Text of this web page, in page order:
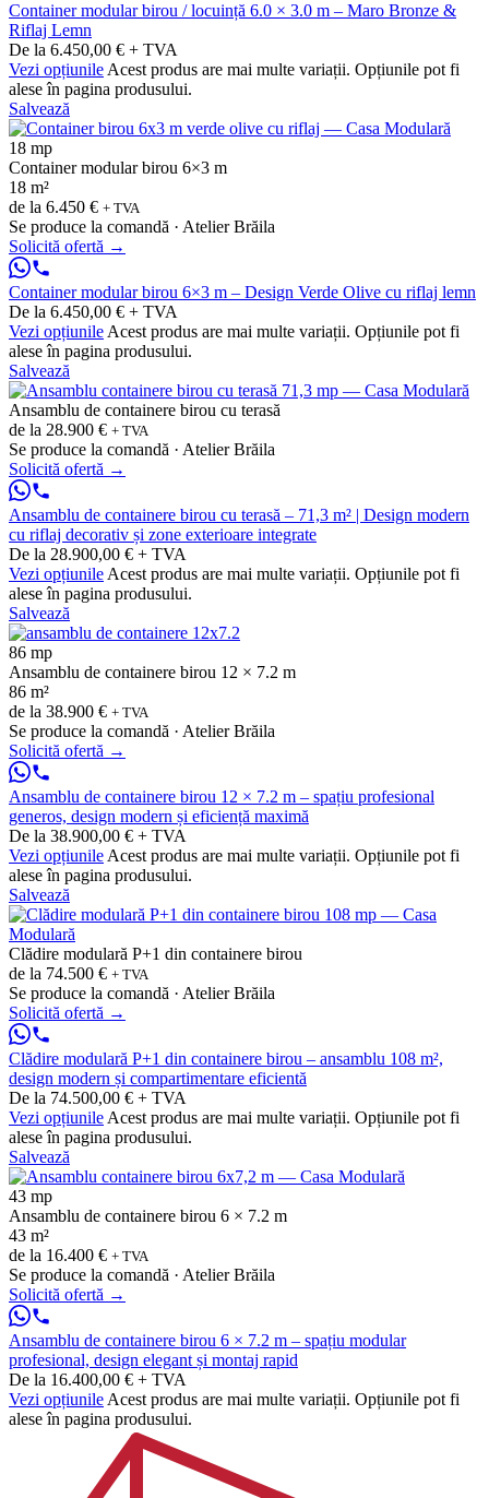
Container modular birou / locuință 6.0 × 3.0 m – Maro Bronze &
Riflaj Lemn
De la 6.450,00 € + TVA
Vezi opțiunile Acest produs are mai multe variații. Opțiunile pot fi
alese în pagina produsului.
Salvează
18 mp
Container modular birou 6×3 m
18 m²
de la 6.450 € + TVA
Se produce la comandă · Atelier Brăila
Solicită ofertă →
Container modular birou 6×3 m – Design Verde Olive cu riflaj lemn
De la 6.450,00 € + TVA
Vezi opțiunile Acest produs are mai multe variații. Opțiunile pot fi
alese în pagina produsului.
Salvează
Ansamblu de containere birou cu terasă
de la 28.900 € + TVA
Se produce la comandă · Atelier Brăila
Solicită ofertă →
Ansamblu de containere birou cu terasă – 71,3 m² | Design modern
cu riflaj decorativ și zone exterioare integrate
De la 28.900,00 € + TVA
Vezi opțiunile Acest produs are mai multe variații. Opțiunile pot fi
alese în pagina produsului.
Salvează
86 mp
Ansamblu de containere birou 12 × 7.2 m
86 m²
de la 38.900 € + TVA
Se produce la comandă · Atelier Brăila
Solicită ofertă →
Ansamblu de containere birou 12 × 7.2 m – spațiu profesional
generos, design modern și eficiență maximă
De la 38.900,00 € + TVA
Vezi opțiunile Acest produs are mai multe variații. Opțiunile pot fi
alese în pagina produsului.
Salvează
Clădire modulară P+1 din containere birou
de la 74.500 € + TVA
Se produce la comandă · Atelier Brăila
Solicită ofertă →
Clădire modulară P+1 din containere birou – ansamblu 108 m²,
design modern și compartimentare eficientă
De la 74.500,00 € + TVA
Vezi opțiunile Acest produs are mai multe variații. Opțiunile pot fi
alese în pagina produsului.
Salvează
43 mp
Ansamblu de containere birou 6 × 7.2 m
43 m²
de la 16.400 € + TVA
Se produce la comandă · Atelier Brăila
Solicită ofertă →
Ansamblu de containere birou 6 × 7.2 m – spațiu modular
profesional, design elegant și montaj rapid
De la 16.400,00 € + TVA
Vezi opțiunile Acest produs are mai multe variații. Opțiunile pot fi
alese în pagina produsului.